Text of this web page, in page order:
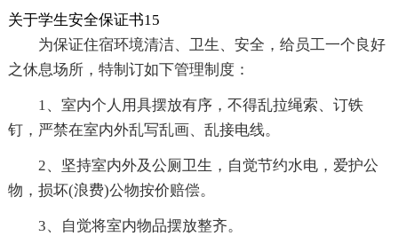
关于学生安全保证书15
为保证住宿环境清洁、卫生、安全，给员工一个良好
之休息场所，特制订如下管理制度：
1、室内个人用具摆放有序，不得乱拉绳索、订铁
钉，严禁在室内外乱写乱画、乱接电线。
2、坚持室内外及公厕卫生，自觉节约水电，爱护公
物，损坏(浪费)公物按价赔偿。
3、自觉将室内物品摆放整齐。